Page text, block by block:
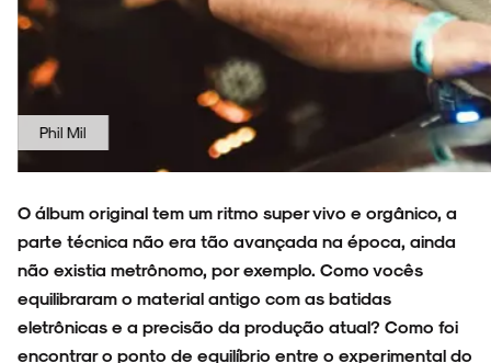
O álbum original tem um ritmo super vivo e orgânico, a
parte técnica não era tão avançada na época, ainda
não existia metrônomo, por exemplo. Como vocês
equilibraram o material antigo com as batidas
eletrônicas e a precisão da produção atual? Como foi
encontrar o ponto de equilíbrio entre o experimental do